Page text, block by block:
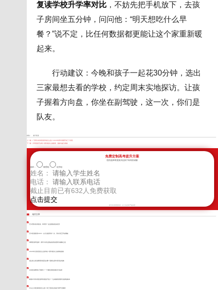
复读学校升学率对比，不妨先把手机放下，去孩
子房间坐五分钟，问问他：“明天想吃什么早
餐？”说不定，比任何数据都更能让这个家重新暖
起来。
行动建议：今晚和孩子一起花30分钟，选出
三家最想去看的学校，约定周末实地探访。让孩
子握着方向盘，你坐在副驾驶，这一次，你们是
队友。
标签： 遂宁复读
上一篇： 广安民办高考复读学校怎么选？2026年家长需避开的三个误区
下一篇：
泸州复读可以吗？家长最关心的政策、选校与提分真相
免费定制高考提升方案
您的选择将直接决定孩子高考的成败
选科： 物理组 化学组
姓名：
电话：
截止目前已有632 人免费获取
新学高考郑重承诺，以上信息将严格保密
相关文章
巴中理科高考复读，和同学一起逆袭的真实经历
巴中复读政策2026：女儿说想再试一次，我才真正开始懂她
绵阳复读班选择：家长与考生面临的真实困境与破解之道
2026年甘孜复读怎么选学校？家长最关心的择校指南
眉山私立复读费用到底花在哪？落榜生家长算清这笔账
甘孜复读费用2万够吗？一个藏区家庭的账本与抉择
树德中学高考复读班到底值不值？一位成都高四家长的择校账本
乐山公办复读机构怎么选？高三复读生的提分细节全解析